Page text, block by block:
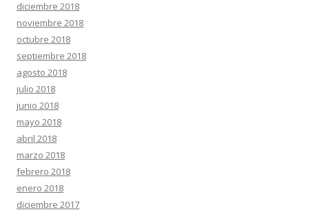
diciembre 2018
noviembre 2018
octubre 2018
septiembre 2018
agosto 2018
julio 2018
junio 2018
mayo 2018
abril 2018
marzo 2018
febrero 2018
enero 2018
diciembre 2017